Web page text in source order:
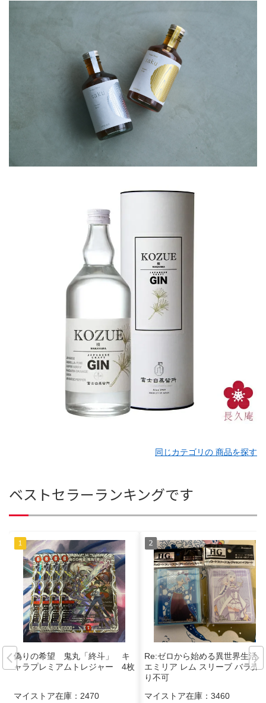
同じカテゴリの 商品を探す
ベストセラーランキングです
偽りの希望 鬼丸「終斗」 キ
ャラプレミアムトレジャー 4枚
マイストア在庫： 2470
Re:ゼロから始める異世界生活
エミリア レム スリーブ バラ売
り不可
マイストア在庫： 3460